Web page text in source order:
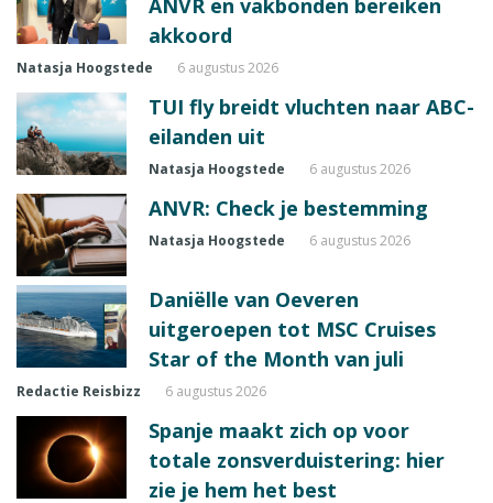
ANVR en vakbonden bereiken
akkoord
Natasja Hoogstede 6 augustus 2026
TUI fly breidt vluchten naar ABC-
eilanden uit
Natasja Hoogstede 6 augustus 2026
ANVR: Check je bestemming
Natasja Hoogstede 6 augustus 2026
Daniëlle van Oeveren
uitgeroepen tot MSC Cruises
Star of the Month van juli
Redactie Reisbizz 6 augustus 2026
Spanje maakt zich op voor
totale zonsverduistering: hier
zie je hem het best